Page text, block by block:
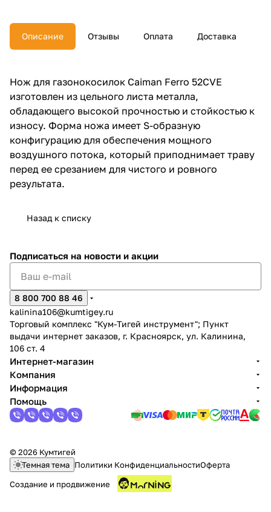
Описание Отзывы Оплата Доставка
Нож для газонокосилок Caiman Ferro 52CVE
изготовлен из цельного листа металла,
обладающего высокой прочностью и стойкостью к
износу. Форма ножа имеет S-образную
конфигурацию для обеспечения мощного
воздушного потока, который приподнимает траву
перед ее срезанием для чистого и ровного
результата.
Назад к списку
Подписаться на новости и акции
8 800 700 88 46
kalinina106@kumtigey.ru
Торговый комплекс "Кум-Тигей инструмент"; Пункт
выдачи интернет заказов, г. Красноярск, ул. Калинина,
106 ст. 4
Интернет-магазин
Компания
Информация
Помощь
© 2026 Кумтигей
Темная тема Политики КонфиденциальностиОферта
Создание и продвижение
раз в 2
недели
раз в 2 недели